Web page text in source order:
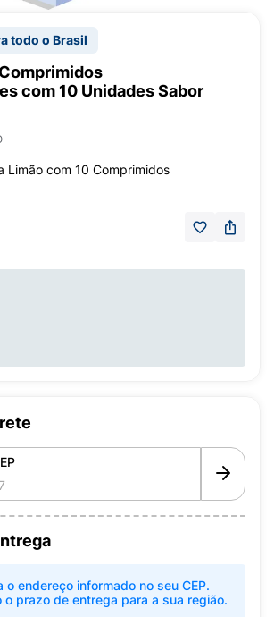
todo o Brasil
com 10 Unidades Sabor
Limão com 10 Comprimidos
o endereço informado no seu CEP.
o prazo de entrega para a sua região.